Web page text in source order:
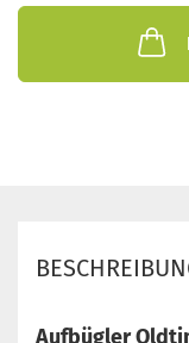
Aufbügler